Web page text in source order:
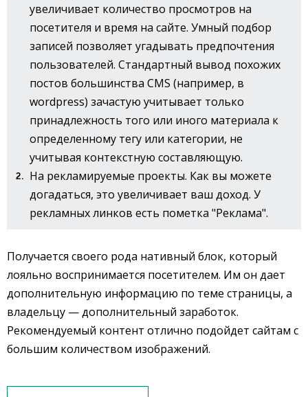
увеличивает количество просмотров на
посетителя и время на сайте. Умный подбор
записей позволяет угадывать предпочтения
пользователей. Стандартный вывод похожих
постов большинства CMS (например, в
wordpress) зачастую учитывает только
принадлежность того или иного материала к
определенному тегу или категории, не
учитывая контекстную составляющую.
На рекламируемые проекты. Как вы можете
догадаться, это увеличивает ваш доход. У
рекламных линков есть пометка "Реклама".
Получается своего рода нативный блок, который
лояльно воспринимается посетителем. Им он дает
дополнительную информацию по теме страницы, а
владельцу — дополнительный заработок.
Рекомендуемый контент отлично подойдет сайтам с
большим количеством изображений.